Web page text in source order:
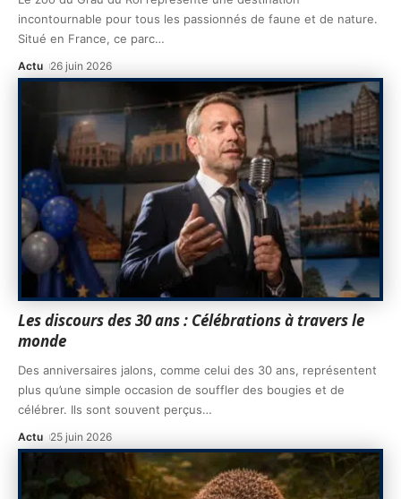
incontournable pour tous les passionnés de faune et de nature.
Situé en France, ce parc…
Actu 26 juin 2026
Les discours des 30 ans : Célébrations à travers le
monde
Des anniversaires jalons, comme celui des 30 ans, représentent
plus qu’une simple occasion de souffler des bougies et de
célébrer. Ils sont souvent perçus…
Actu 25 juin 2026